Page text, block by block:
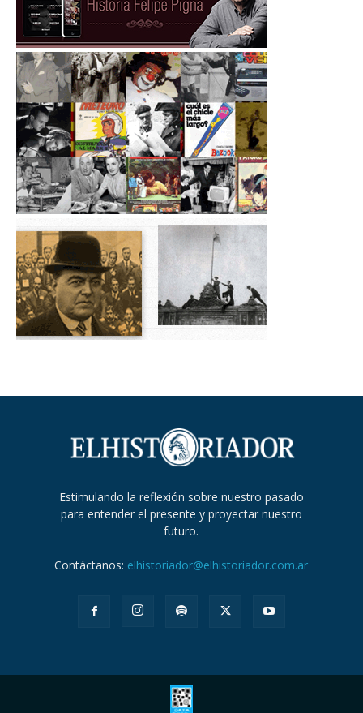
Estimulando la reflexión sobre nuestro pasado
para entender el presente y proyectar nuestro
futuro.
Contáctanos: elhistoriador@elhistoriador.com.ar